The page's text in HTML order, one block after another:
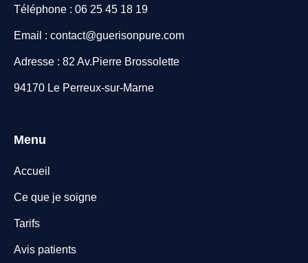
Téléphone : 06 25 45 18 19
Email : contact@guerisonpure.com
Adresse : 82 Av.Pierre Brossolette
94170 Le Perreux-sur-Marne
Menu
Accueil
Ce que je soigne
Tarifs
Avis patients